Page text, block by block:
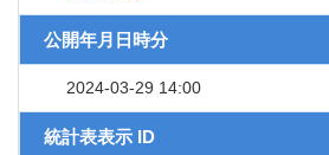
公開年月日時分
2024-03-29 14:00
統計表表示 ID